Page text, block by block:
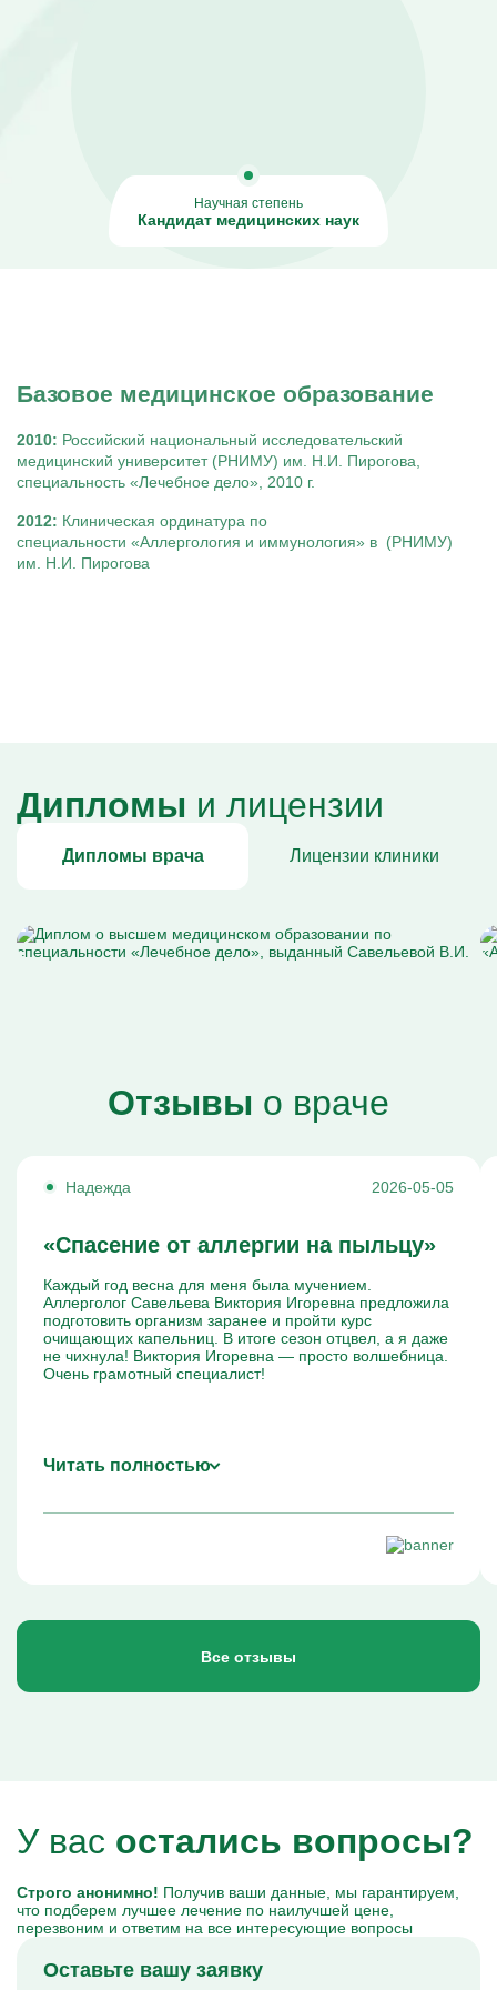
Научная степень
Кандидат медицинских наук
Базовое медицинское образование
2010: Российский национальный исследовательский
медицинский университет (РНИМУ) им. Н.И. Пирогова,
специальность «Лечебное дело», 2010 г.
2012: Клиническая ординатура по
специальности «Аллергология и иммунология» в (РНИМУ)
им. Н.И. Пирогова
Дипломы и лицензии
Дипломы врача Лицензии клиники
Отзывы о враче
Надежда 2026-05-05
«Спасение от аллергии на пыльцу»
Каждый год весна для меня была мучением.
Аллерголог Савельева Виктория Игоревна предложила
подготовить организм заранее и пройти курс
очищающих капельниц. В итоге сезон отцвел, а я даже
не чихнула! Виктория Игоревна — просто волшебница.
Очень грамотный специалист!
Читать полностью
Все отзывы
У вас остались вопросы?
Строго анонимно! Получив ваши данные, мы гарантируем,
что подберем лучшее лечение по наилучшей цене,
перезвоним и ответим на все интересующие вопросы
Оставьте вашу заявку